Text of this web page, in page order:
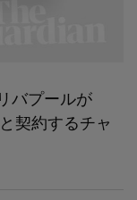
バプールが
契約するチャ